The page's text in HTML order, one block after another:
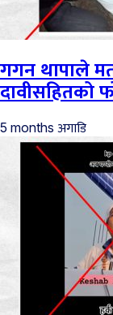
गगन थापाले
दावीसहितको
5 months अगाडि